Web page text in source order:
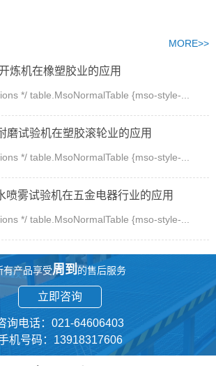
MORE>>
炼机在橡塑胶业的应用
/* Style Definitions */ table.MsoNormalTable {mso-style-...
磨试验机在塑胶滚轮业的应用
/* Style Definitions */ table.MsoNormalTable {mso-style-...
喷雾试验机在五金电器行业的应用
/* Style Definitions */ table.MsoNormalTable {mso-style-...
有产品享受周到的售后服务
立即咨询
询电话：021-64606403
机号码：13918317606